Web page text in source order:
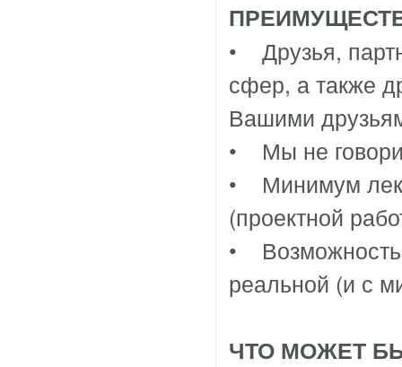
• Друзья,
сфер, а также
Вашими
• Мы не
• Минимум
(проектной
• Возможность
реальной (и с
ЧТО МОЖЕТ